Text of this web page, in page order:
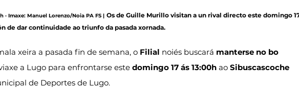
· Imaxe: Manuel Lorenzo/Noia PA FS | Os de Guille Murillo visitan a un rival directo este domingo
de dar continuidade ao triunfo da pasada xornada.
xeira a pasada fin de semana, o Filial noiés buscará manterse no bo
a Lugo para enfrontarse este domingo 17 ás 13:00h ao Sibuscascoche
de Deportes de Lugo.